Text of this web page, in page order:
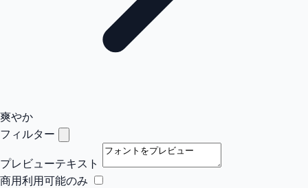
爽やか
フィルター
プレビューテキスト
商用利用可能のみ